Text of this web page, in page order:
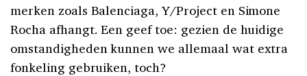
merken zoals Balenciaga, Y/Project en Simone
Rocha afhangt. Een geef toe: gezien de huidige
omstandigheden kunnen we allemaal wat extra
fonkeling gebruiken, toch?